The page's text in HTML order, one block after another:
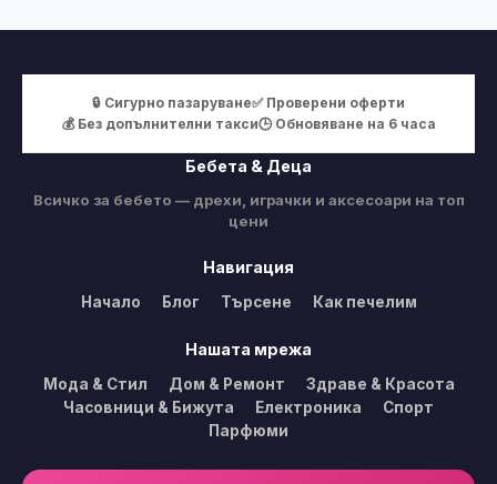
🔒 Сигурно пазаруване✅ Проверени оферти
💰 Без допълнителни такси🕒 Обновяване на 6 часа
Бебета & Деца
Всичко за бебето — дрехи, играчки и аксесоари на топ
цени
Навигация
Начало Блог Търсене Как печелим
Нашата мрежа
Мода & Стил Дом & Ремонт
Здраве & Красота
Часовници & Бижута
Електроника
Спорт
Парфюми